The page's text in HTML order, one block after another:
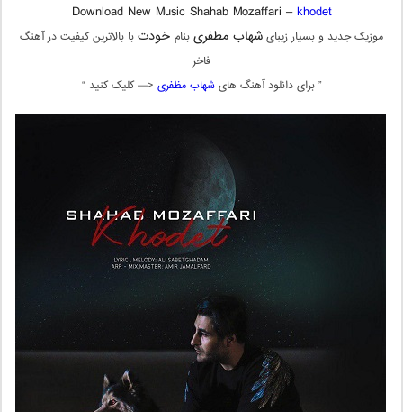
Download New Music Shahab Mozaffari –khodet
موزیک جدید و بسیار زیبایشهاب مظفریبنام خودتبا بالاترین کیفیت در آهنگ
فاخر
” برای دانلود آهنگ هایشهاب مظفری <— کلیک کنید “